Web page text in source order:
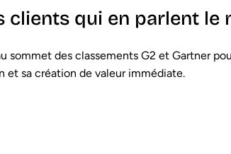
clients qui en parlent le
sommet des classements G2 et Gartner
et sa création de valeur immédiate.